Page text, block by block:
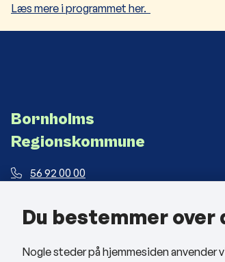
Læs mere i ​programmet her.
Bornholms
Regionskommune
56 92 00 00
Landemærket 26, 3700 Rønne
Du bestemmer over
Nogle steder på hjemmesiden anvender